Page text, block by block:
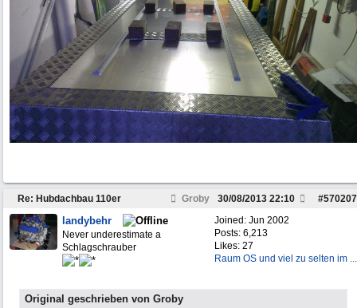
Re: Hubdachbau 110er Groby #570207
30/08/2013 22:10
Joined: Jun 2002
Posts: 6,213
Likes: 27
Raum OS und viel zu selten im ...
landybehr
Never underestimate a
Schlagschrauber
Original geschrieben von Groby